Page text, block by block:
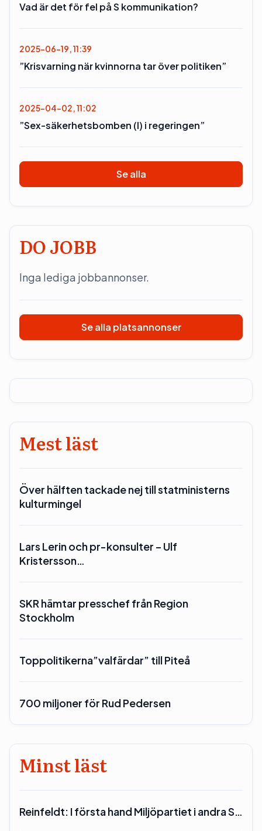
Vad är det för fel på S kommunikation?
2025-06-19, 11:39
”Krisvarning när kvinnorna tar över politiken”
2025-04-02, 11:02
”Sex-säkerhetsbomben (l) i regeringen”
Se alla
DO JOBB
Inga lediga jobbannonser.
Se alla platsannonser
Mest läst
Över hälften tackade nej till statministerns
kulturmingel
Lars Lerin och pr-konsulter – Ulf
Kristersson…
SKR hämtar presschef från Region
Stockholm
Toppolitikerna”valfärdar” till Piteå
700 miljoner för Rud Pedersen
Minst läst
Reinfeldt: I första hand Miljöpartiet i andra S…